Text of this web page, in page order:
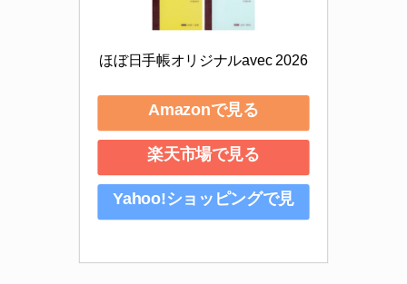
ほぼ日手帳オリジナルavec 2026
Amazonで見る
楽天市場で見る
Yahoo!ショッピングで見